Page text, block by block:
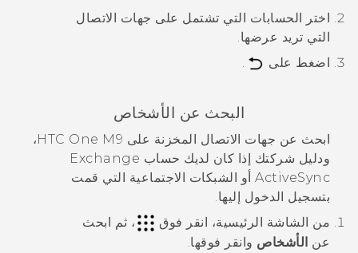
اختر الحسابات التي تشتمل على جهات الاتصال
التي تريد عرضها.
اضغط على
البحث عن الأشخاص
ابحث عن جهات الاتصال المخزنة على HTC One M9،
ودليل شركتك إذا كان لديك حساب Exchange
ActiveSync أو الشبكات الاجتماعية التي قمت
بتسجيل الدخول إليها.
من الشاشة الرئيسية، انقر فوق
، ثم ابحث
عن الأشخاص وانقر فوقها.